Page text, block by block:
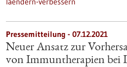
Pressemitteilung - 07.12.2021
Neuer Ansatz zur
von Immuntherapien bei